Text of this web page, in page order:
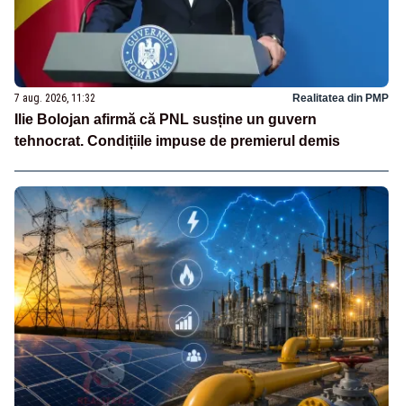
7 aug. 2026, 11:32 Realitatea din PMP
Ilie Bolojan afirmă că PNL susține un guvern
tehnocrat. Condițiile impuse de premierul demis